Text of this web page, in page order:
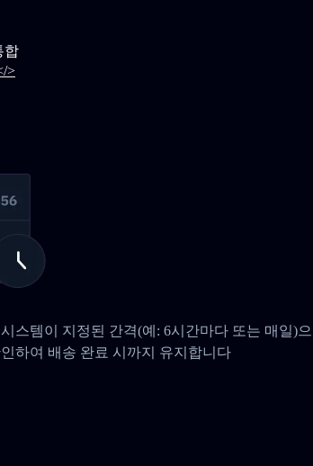
합
>
스템이 지정된 간격(예: 6시간마다 또는 매일)
하여 배송 완료 시까지 유지합니다